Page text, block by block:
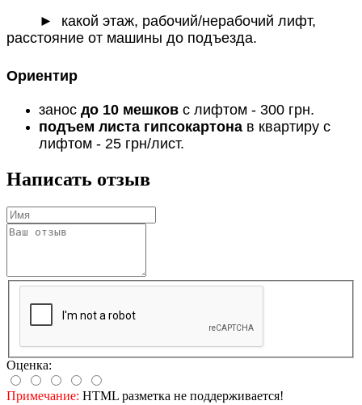
► какой этаж, рабочий/нерабочий лифт,
расстояние от машины до подъезда.
Ориентир
занос до 10 мешков с лифтом - 300 грн.
подъем листа гипсокартона в квартиру с
лифтом - 25 грн/лист.
Написать отзыв
Оценка:
Примечание: HTML разметка не поддерживается!